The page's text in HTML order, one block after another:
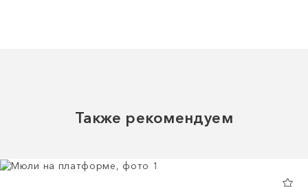
Также рекомендуем